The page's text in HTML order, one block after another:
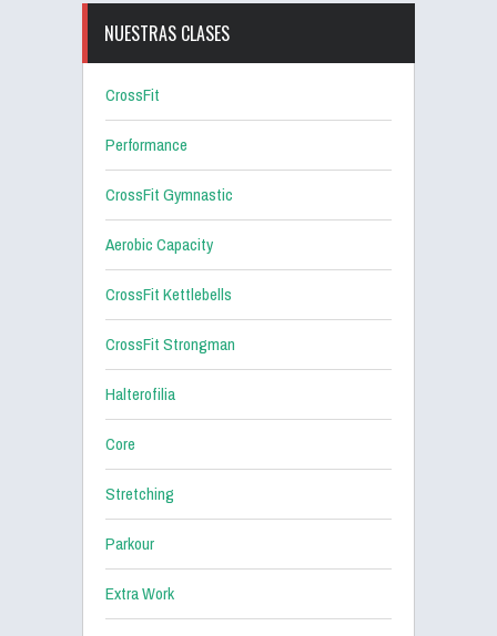
NUESTRAS CLASES
CrossFit
Performance
CrossFit Gymnastic
Aerobic Capacity
CrossFit Kettlebells
CrossFit Strongman
Halterofilia
Core
Stretching
Parkour
Extra Work